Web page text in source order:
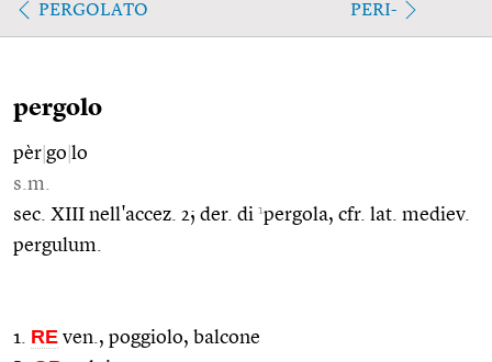
PERGOLATO PERI-
pergolo
pèr go lo
s.m.
sec. XIII nell'accez. 2; der. di 1pergola, cfr. lat. mediev.
pergulum.
1. RE ven., poggiolo, balcone